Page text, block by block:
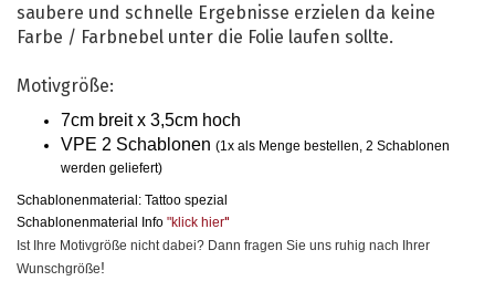
saubere und schnelle Ergebnisse erzielen da keine
Farbe / Farbnebel unter die Folie laufen sollte.
Motivgröße:
7cm breit x 3,5cm hoch
VPE 2 Schablonen (1x als Menge bestellen, 2 Schablonen
werden geliefert)
Schablonenmaterial: Tattoo spezial
Schablonenmaterial Info "klick hier"
Ist Ihre Motivgröße nicht dabei? Dann fragen Sie uns ruhig nach Ihrer
Wunschgröße!